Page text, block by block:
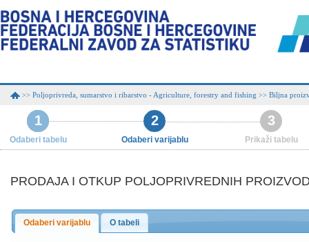
>> Poljoprivreda, sumarstvo i ribarstvo - Agriculture, forestry and fishing >> Biljna
1
Odaberi tabelu
2
Odaberi varijablu
3
Prikaži tabelu
PRODAJA I OTKUP POLJOPRIVREDNIH
Odaberi varijablu O tabeli